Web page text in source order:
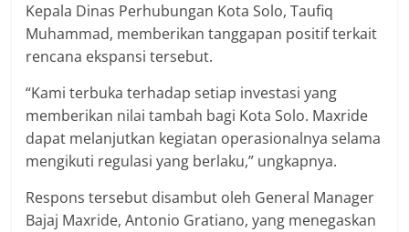
Kepala Dinas Perhubungan Kota Solo, Taufiq
Muhammad, memberikan tanggapan positif terkait
rencana ekspansi tersebut.
“Kami terbuka terhadap setiap investasi yang
memberikan nilai tambah bagi Kota Solo. Maxride
dapat melanjutkan kegiatan operasionalnya selama
mengikuti regulasi yang berlaku,” ungkapnya.
Respons tersebut disambut oleh General Manager
Bajaj Maxride, Antonio Gratiano, yang menegaskan